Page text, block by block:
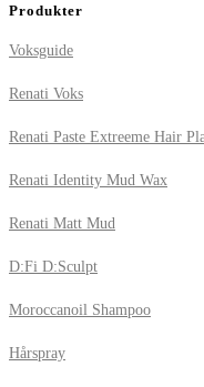
Produkter
Voksguide
Renati Voks
Renati Paste Extreeme Hair
Renati Identity Mud Wax
Renati Matt Mud
D:Fi D:Sculpt
Moroccanoil Shampoo
Hårspray